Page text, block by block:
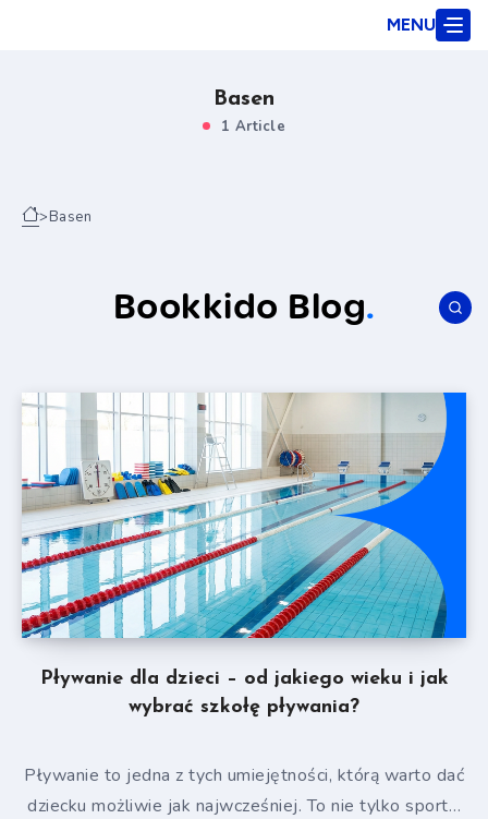
MENU
Basen
1 Article
>Basen
Bookkido Blog.
Pływanie dla dzieci – od jakiego wieku i jak
wybrać szkołę pływania?
Pływanie to jedna z tych umiejętności, którą warto dać
dziecku możliwie jak najwcześniej. To nie tylko sport…